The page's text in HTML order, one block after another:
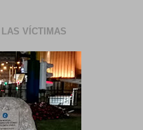
LAS VÍCTIMAS